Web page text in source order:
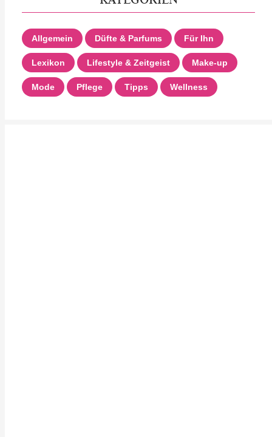
Allgemein Düfte & Parfums Für Ihn
Lexikon Lifestyle & Zeitgeist Make-up
Mode Pflege Tipps Wellness